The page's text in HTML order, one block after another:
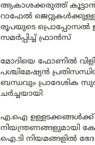
ആകാശക്കരുത്ത് കൂട്ടാൻ
റാഫേൽ ജെറ്റുകൾക്കുള്ള
രൂപയുടെ പ്രൊപ്പോസൽ
സമർപ്പിച്ച് ഫ്രാൻസ്
മോദിയെ ഫോണിൽ
പശ്ചിമേഷ്യൻ
ബന്ധവും പ്രാദേശിക
ചർച്ചയായി
എ.ഐ
നിയന്ത്രണങ്ങളുമായി
ഐ.ടി നിയമങ്ങളിൽ